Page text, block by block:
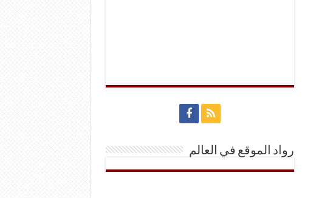
رواد الموقع في العالم